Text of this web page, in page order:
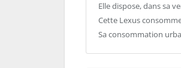
Elle dispose, dans sa
Cette Lexus
Sa consommation